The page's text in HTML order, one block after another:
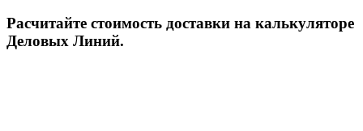
Расчитайте стоимость доставки на калькуляторе
Деловых Линий.